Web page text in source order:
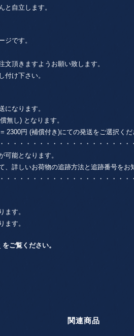
と自立します。
ジです。
頂きますようお願い致します。
付け下さい。
になります。
無し) となります。
円 (補償付き)にての発送をご選択くだ
・・・・・・・・・・・・・・・・・・・
能となります。
詳しいお荷物の追跡方法と追跡番号をお
・・・・・・・・・・・・・・・・・・・
ます。
ます。
をご覧ください。
関連商品